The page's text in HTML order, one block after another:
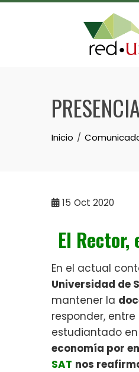
Skip
Inicio
15 Oct 2020
El
En el actual
Universidad de
mantener la
responder,
estudiantado
economía por
SAT nos